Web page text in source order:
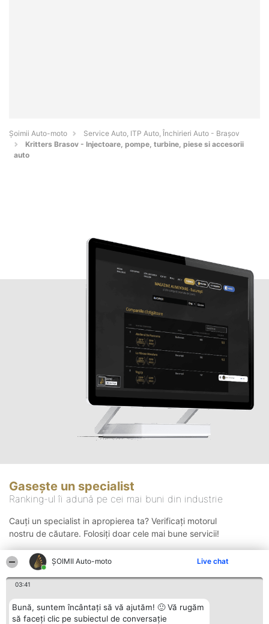
ȘOIMII Auto-moto Live chat
03:41
Bună, suntem încântați să vă ajutăm! 🙂 Vă rugăm
să faceți clic pe subiectul de conversație
Șoimii Auto-moto
Service Auto, ITP Auto, Închirieri Auto - Braşov
Kritters Brasov - Injectoare, pompe, turbine, piese si accesorii
auto
Gasește un specialist
Ranking-ul îi adună pe cei mai buni din industrie
Cauți un specialist in apropierea ta? Verificați motorul
nostru de căutare. Folosiți doar cele mai bune servicii!